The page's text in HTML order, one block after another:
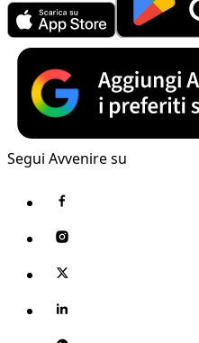
Segui Avvenire su